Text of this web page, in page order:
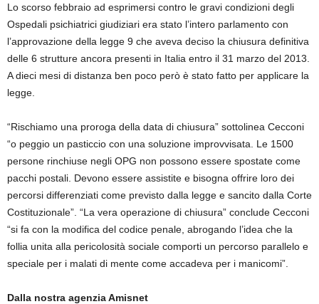
Lo scorso febbraio ad esprimersi contro le gravi condizioni degli
Ospedali psichiatrici giudiziari era stato l’intero parlamento con
l’approvazione della legge 9 che aveva deciso la chiusura definitiva
delle 6 strutture ancora presenti in Italia entro il 31 marzo del 2013.
A dieci mesi di distanza ben poco però è stato fatto per applicare la
legge.
“Rischiamo una proroga della data di chiusura” sottolinea Cecconi
“o peggio un pasticcio con una soluzione improvvisata. Le 1500
persone rinchiuse negli OPG non possono essere spostate come
pacchi postali. Devono essere assistite e bisogna offrire loro dei
percorsi differenziati come previsto dalla legge e sancito dalla Corte
Costituzionale”. “La vera operazione di chiusura” conclude Cecconi
“si fa con la modifica del codice penale, abrogando l’idea che la
follia unita alla pericolosità sociale comporti un percorso parallelo e
speciale per i malati di mente come accadeva per i manicomi”.
Dalla nostra agenzia Amisnet